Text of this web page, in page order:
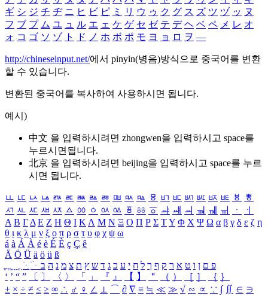
ギ シ ジ チ ヂ ニ ヒ ビ ピ ミ リ ウ ゥ ク グ ス ズ ツ ヅ ッ ヌ
フ ブ プ ム ユ ュ ル エ ェ ケ ゲ セ ゼ テ デ ヘ ベ ペ メ レ オ
ォ コ ゴ ソ ゾ ト ド ノ ホ ボ ポ モ ヨ ョ ロ ヲ ―
http://chineseinput.net/에서 pinyin(병음)방식으로 중국어를 변환
할 수 있습니다.
변환된 중국어를 복사하여 사용하시면 됩니다.
예시)
中文 을 입력하시려면 zhongwen을 입력하시고 space를
누르시면됩니다.
北京 을 입력하시려면 beijing을 입력하시고 space를 누르
시면 됩니다.
ㅥ ㅦ ㅧ ㅨ ㅩ ㅪ ㅫ ㅬ ㅭ ㅮ ㅯ ㅰ ㅱ ㅲ ㅳ ㅴ ㅵ ㅶ ㅷ ㅸ
ㅹ
ㅺ ㅻ ㅼ ㅽ ㅾ ㅿ ㆀ ㆁ ㆂ ㆃ ㆄ ㆅ ㆆ ㆇ ㆈ ㆉ ㆊ ㆋ ㆌ ㆍ
ㆎ
Α Β ΓΔ Ε Ζ Η Θ Ι ΚΛ Μ Ν Ξ Ο Π Ρ Σ ΤΥ Φ Χ Ψ Ω α β γ δ ε ζ η
θ ι κ λ μ ν ξ ο π ρ σ τ υ φ χ ψ ω
á à Á À é è É È ç Ç ê
Ä Ö Ü ä ö ü ß
ִֶֹ ֻּ ׁׂ פ ם ן ו ט א ר ק ף ך ל ח י ע כ ג ד ש ץ ת צ מ נ ה ב
‘ ’ “ ” 〔 〕 〈 〉 「 」 『 』 【 】 ＂ （ ） ［ ］ ｛ ｝
± × ÷ ≠ ≤ ≥ ∞ ∴ ♂ ♀ ∠ ⊥ ⌒ ∂ ∇ ≡ ≒ ≪ ≫ √ ∽ ∝ ∵ ∫ ∬ ∈ ∋